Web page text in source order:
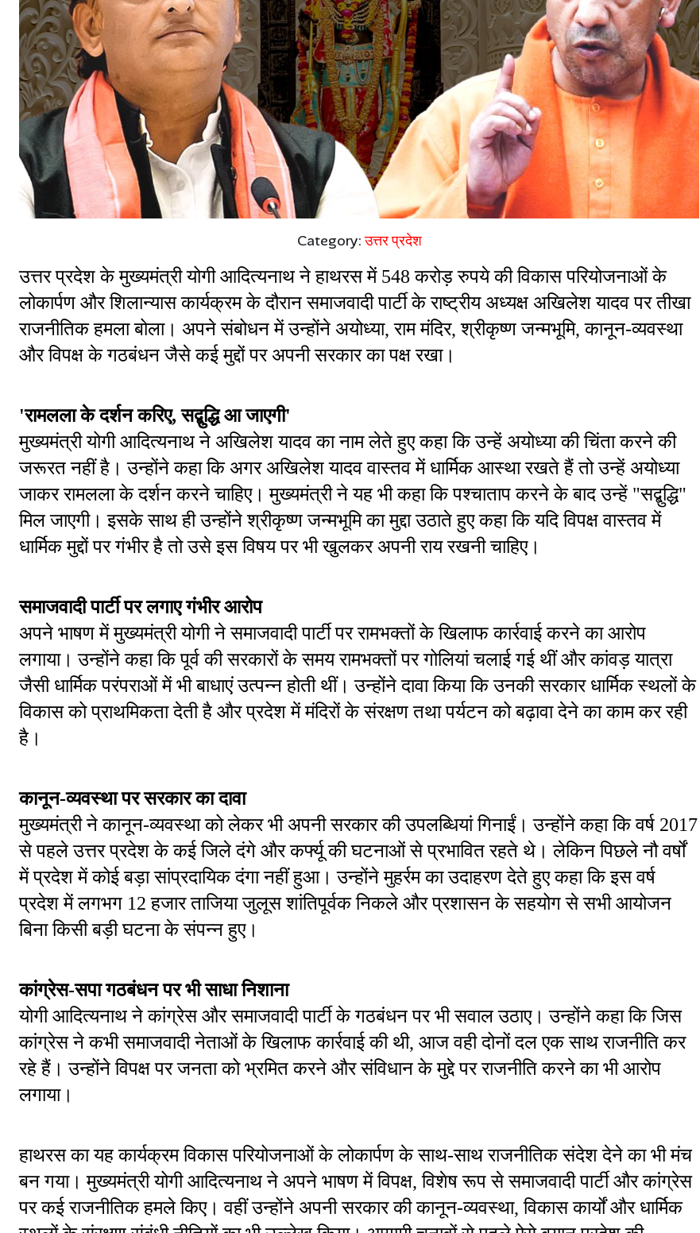
Category:उत्तर प्रदेश
उत्तर प्रदेश के मुख्यमंत्री योगी आदित्यनाथ ने हाथरस में 548 करोड़ रुपये की विकास परियोजनाओं के
लोकार्पण और शिलान्यास कार्यक्रम के दौरान समाजवादी पार्टी के राष्ट्रीय अध्यक्ष अखिलेश यादव पर तीखा
राजनीतिक हमला बोला। अपने संबोधन में उन्होंने अयोध्या, राम मंदिर, श्रीकृष्ण जन्मभूमि, कानून-व्यवस्था
और विपक्ष के गठबंधन जैसे कई मुद्दों पर अपनी सरकार का पक्ष रखा।
'रामलला के दर्शन करिए, सद्बुद्धि आ जाएगी'
मुख्यमंत्री योगी आदित्यनाथ ने अखिलेश यादव का नाम लेते हुए कहा कि उन्हें अयोध्या की चिंता करने की
जरूरत नहीं है। उन्होंने कहा कि अगर अखिलेश यादव वास्तव में धार्मिक आस्था रखते हैं तो उन्हें अयोध्या
जाकर रामलला के दर्शन करने चाहिए। मुख्यमंत्री ने यह भी कहा कि पश्चाताप करने के बाद उन्हें "सद्बुद्धि"
मिल जाएगी। इसके साथ ही उन्होंने श्रीकृष्ण जन्मभूमि का मुद्दा उठाते हुए कहा कि यदि विपक्ष वास्तव में
धार्मिक मुद्दों पर गंभीर है तो उसे इस विषय पर भी खुलकर अपनी राय रखनी चाहिए।
समाजवादी पार्टी पर लगाए गंभीर आरोप
अपने भाषण में मुख्यमंत्री योगी ने समाजवादी पार्टी पर रामभक्तों के खिलाफ कार्रवाई करने का आरोप
लगाया। उन्होंने कहा कि पूर्व की सरकारों के समय रामभक्तों पर गोलियां चलाई गई थीं और कांवड़ यात्रा
जैसी धार्मिक परंपराओं में भी बाधाएं उत्पन्न होती थीं। उन्होंने दावा किया कि उनकी सरकार धार्मिक स्थलों के
विकास को प्राथमिकता देती है और प्रदेश में मंदिरों के संरक्षण तथा पर्यटन को बढ़ावा देने का काम कर रही
है।
कानून-व्यवस्था पर सरकार का दावा
मुख्यमंत्री ने कानून-व्यवस्था को लेकर भी अपनी सरकार की उपलब्धियां गिनाईं। उन्होंने कहा कि वर्ष 2017
से पहले उत्तर प्रदेश के कई जिले दंगे और कर्फ्यू की घटनाओं से प्रभावित रहते थे। लेकिन पिछले नौ वर्षों
में प्रदेश में कोई बड़ा सांप्रदायिक दंगा नहीं हुआ। उन्होंने मुहर्रम का उदाहरण देते हुए कहा कि इस वर्ष
प्रदेश में लगभग 12 हजार ताजिया जुलूस शांतिपूर्वक निकले और प्रशासन के सहयोग से सभी आयोजन
बिना किसी बड़ी घटना के संपन्न हुए।
कांग्रेस-सपा गठबंधन पर भी साधा निशाना
योगी आदित्यनाथ ने कांग्रेस और समाजवादी पार्टी के गठबंधन पर भी सवाल उठाए। उन्होंने कहा कि जिस
कांग्रेस ने कभी समाजवादी नेताओं के खिलाफ कार्रवाई की थी, आज वही दोनों दल एक साथ राजनीति कर
रहे हैं। उन्होंने विपक्ष पर जनता को भ्रमित करने और संविधान के मुद्दे पर राजनीति करने का भी आरोप
लगाया।
हाथरस का यह कार्यक्रम विकास परियोजनाओं के लोकार्पण के साथ-साथ राजनीतिक संदेश देने का भी मंच
बन गया। मुख्यमंत्री योगी आदित्यनाथ ने अपने भाषण में विपक्ष, विशेष रूप से समाजवादी पार्टी और कांग्रेस
पर कई राजनीतिक हमले किए। वहीं उन्होंने अपनी सरकार की कानून-व्यवस्था, विकास कार्यों और धार्मिक